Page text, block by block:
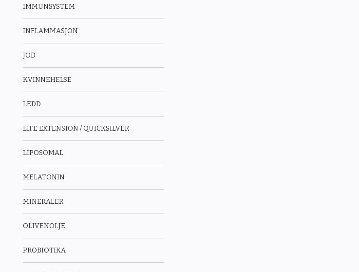
IMMUNSYSTEM
INFLAMMASJON
JOD
KVINNEHELSE
LEDD
LIFE EXTENSION / QUICKSILVER
LIPOSOMAL
MELATONIN
MINERALER
OLIVENOLJE
PROBIOTIKA